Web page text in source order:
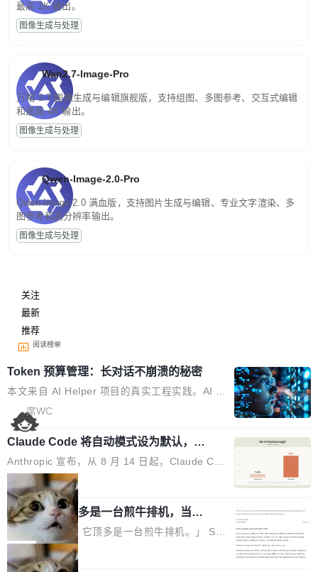
最高 2K 输出。
图像生成与处理
Wan2.7-Image-Pro
万相 2.7 图像生成与编辑旗舰版，支持组图、多图参考、交互式编辑
和最高 4K 输出。
图像生成与处理
Qwen-Image-2.0-Pro
Qwen-Image-2.0 满血版，支持图片生成与编辑、专业文字渲染、多
图参考和高分辨率输出。
图像生成与处理
关注
最新
推荐
阅读榜单
Token 预算管理：长对话不崩溃的秘密
本文来自 AI Helper 项目的真实工程实践。AI H
elper 是一个开源的 Chrome 智能助手扩展，采
用 ReAct 推理循环架构，内置 44 个工具，支持
多轮工具调用和复杂任务拆解。 问题：多轮推理
的 Token 雪崩 ReAct 架构的核心是"推理-行动-
观察"循环。每一轮循环，AI 调用工具、拿到结
果、把结果追加到消息历史中。一个复杂任务可
能跑十几轮甚至几十轮，每轮的工具结果（页面
HTML、搜索结果、文件内容）动辄几千 token
s。 问题来了：随着轮次增加，消息历史不断膨
胀，总 Token 量逼近模型的上下文窗口上限。
席WC
Claude Code 将自动模式设为默认，称
人类审批只抓到 13.6% 危险命令
Anthropic 宣布，从 8 月 14 日起，Claude Cod
e 在 Pro、Max、Team 计划上将默认启用自动
模式（auto mode）。这个决定背后，是两组让
人不安的数据。 第一组：人类审批到底有多不靠
谱？Anthropic 在 1053 名付费用户中做了一项
对照实验，人为审核只抓到了 13.6% 的危险命
令，而自动模式抓到了 89%。自动模式拦截了 8
局
AI 辅助编程顶多是一台煎牛排机，当不
了厨师
「AI 不是厨师。它顶多是一台煎牛排机。」 Ser
hii Sydorets 写了一篇博客，把 AI 辅助编程比作
煎牛排——任何人都能把肉扔进锅里弄熟，但要
局